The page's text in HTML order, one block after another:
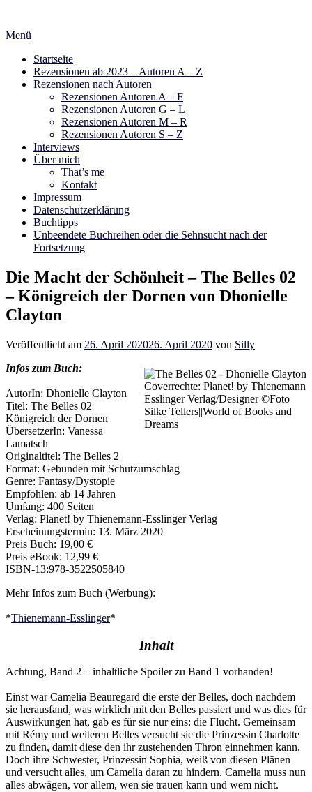
springen
Menü
Startseite
Rezensionen ab 2023 – Autoren A – Z
Rezensionen nach Autoren
Rezensionen Autoren A – F
Rezensionen Autoren G – L
Rezensionen Autoren M – R
Rezensionen Autoren S – Z
Interviews
Über mich
That’s me
Kontakt
Impressum
Datenschutzerklärung
Buchtipps
Unbeendete Buchreihen oder die Sehnsucht nach der
Fortsetzung
Die Macht der Schönheit – The Belles 02
– Königreich der Dornen von Dhonielle
Clayton
Veröffentlicht am 26. April 202026. April 2020 von Silly
Coverrechte: Planet! by Thienemann
Esslinger Verlag/Designer ©Foto
Silke Tellers||World of Books and
Dreams
Infos zum Buch:
AutorIn: Dhonielle Clayton
Titel: The Belles 02
Königreich der Dornen
ÜbersetzerIn: Vanessa
Lamatsch
Originaltitel: The Belles 2
Format: Gebunden mit Schutzumschlag
Genre: Fantasy/Dystopie
Empfohlen: ab 14 Jahren
Umfang: 400 Seiten
Verlag: Planet! by Thienemann-Esslinger Verlag
Erscheinungstermin: 13. März 2020
Preis Buch: 19,00 €
Preis eBook: 12,99 €
ISBN-13:978-3522505840
Mehr Infos zum Buch (Werbung):
*Thienemann-Esslinger*
Inhalt
Achtung, Band 2 – inhaltliche Spoiler zu Band 1 vorhanden!
Einst war Camelia Beauregard die erste der Belles, doch nachdem
sie herausfand, was wirklich mit den Belles passiert und was dies für
Auswirkungen hat, gab es für sie nur eins: die Flucht. Gemeinsam
mit Rémy und weiteren Belles versucht sie die Prinzessin Charlotte
zu finden, damit diese den ihr zustehenden Thron einnehmen kann.
Doch ihre Schwester, Prinzessin Sophia, weiß von diesen Plänen
und versucht alles, um Camelia daran zu hindern. Camelia muss nun
alles abwägen, vor allem, wen sie trauen kann und wem nicht.